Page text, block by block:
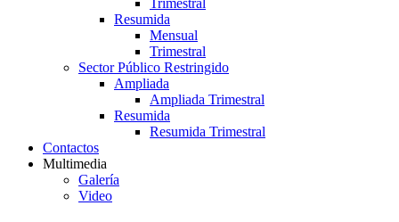
Trimestral
Resumida
Mensual
Trimestral
Sector Público Restringido
Ampliada
Ampliada Trimestral
Resumida
Resumida Trimestral
Contactos
Multimedia
Galería
Video